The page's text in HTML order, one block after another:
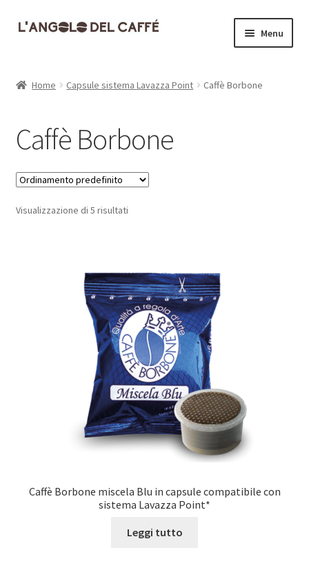
Vai
Vai
Menu
Cassa
Contatti
Dove siamo
Informativa Privacy
Home Capsule sistema Lavazza Point Caffè Borbone
Caffè Borbone
Visualizzazione di 5 risultati
Caffè Borbone miscela Blu in capsule compatibile con
sistema Lavazza Point*
Leggi tutto